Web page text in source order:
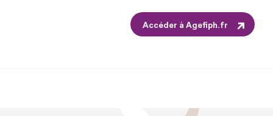
Accéder à Agefiph.fr